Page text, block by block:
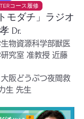
コース履修
モダチ」ラジオ
Dr.
生物資源科学部獣医
究室 准教授 近藤
阪どうぶつ夜間救
生 先生